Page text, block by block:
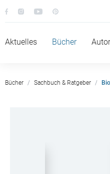
Aktuelles Bücher
Bücher Sachbuch & Ratgeber